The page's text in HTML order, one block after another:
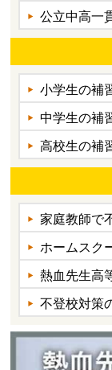
公立中高一
小学生の補
中学生の補
高校生の補
家庭教師で
ホームスク
熱血先生高
不登校対策